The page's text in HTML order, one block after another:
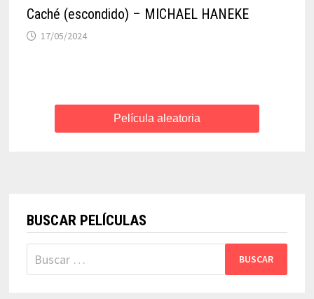
Caché (escondido) – MICHAEL HANEKE
17/05/2024
Película aleatoria
BUSCAR PELÍCULAS
Buscar: